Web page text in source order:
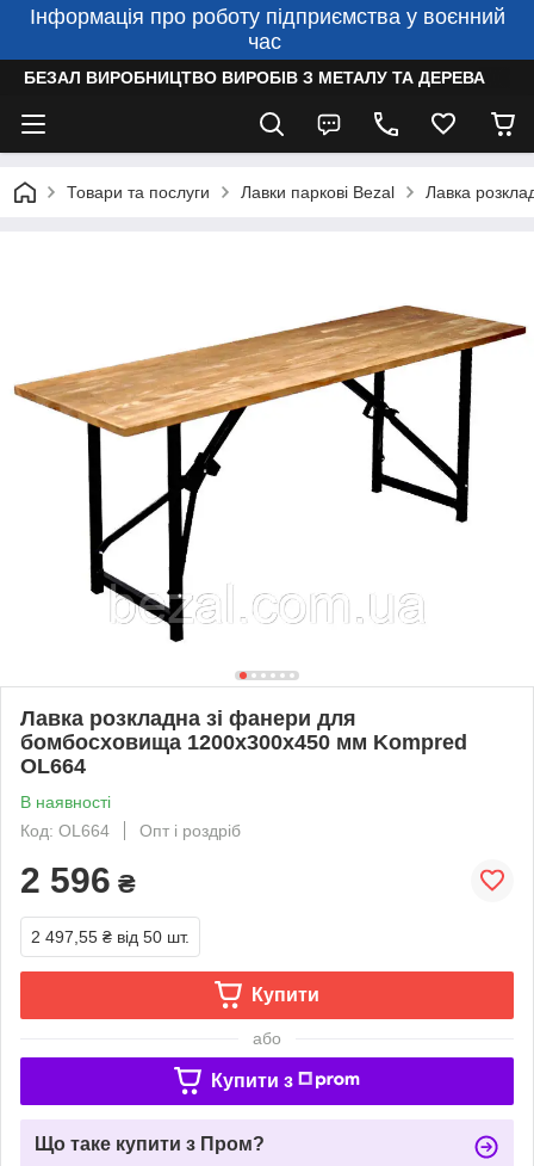
Інформація про роботу підприємства у воєнний
час
БЕЗАЛ ВИРОБНИЦТВО ВИРОБІВ З МЕТАЛУ ТА ДЕРЕВА
Товари та послуги Лавки паркові Bezal Лавка
Лавка розкладна зі фанери для
бомбосховища 1200х300х450 мм Kompred
OL664
В наявності
Код: OL664
Опт і роздріб
2 596 ₴
2 497,55 ₴ від 50 шт.
Купити
або
Купити з
Що таке купити з Пром?